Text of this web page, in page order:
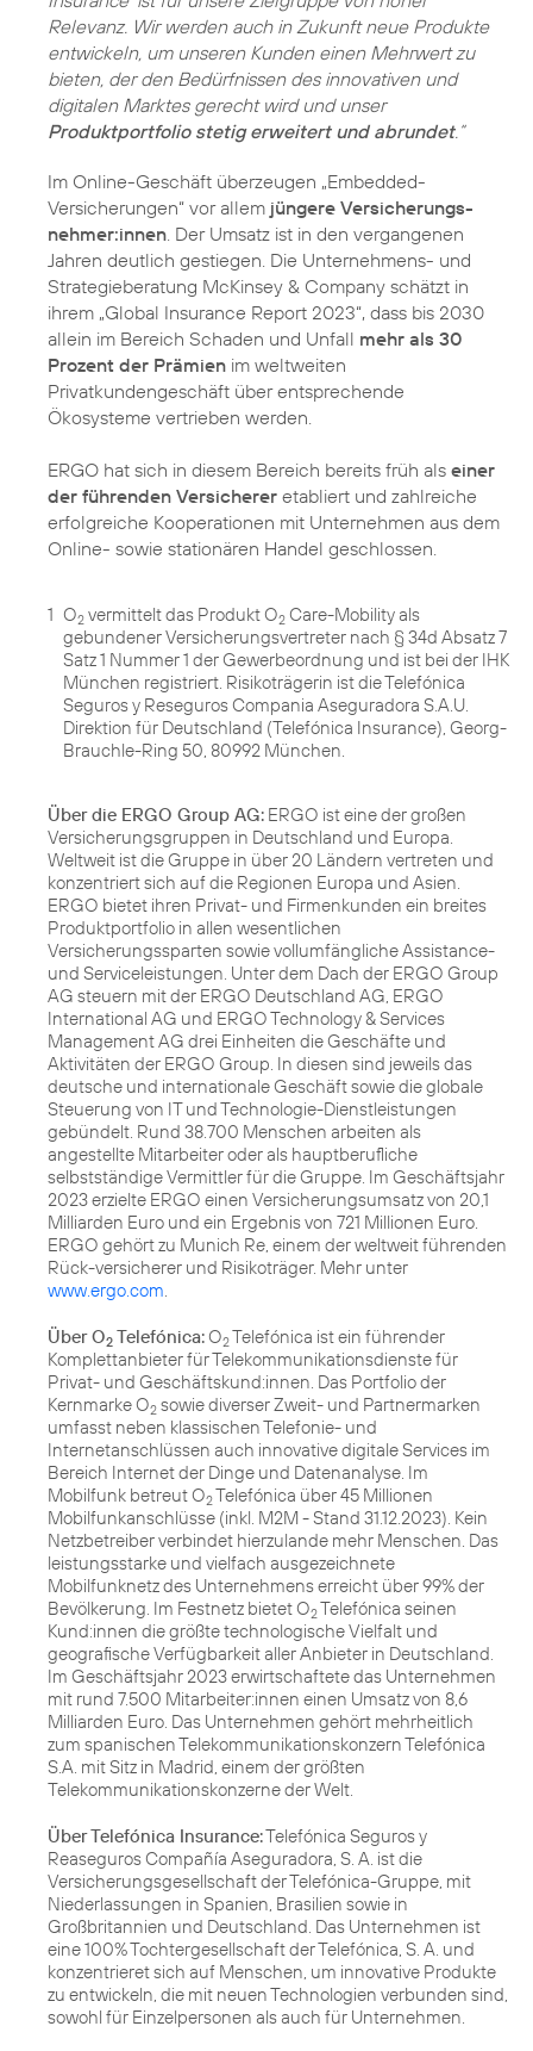
Relevanz. Wir werden auch in Zukunft neue Produkte
entwickeln, um unseren Kunden einen Mehrwert zu
bieten, der den Bedürfnissen des innovativen und
digitalen Marktes gerecht wird und unser
Produktportfolio stetig erweitert und abrundet.“
Im Online-Geschäft überzeugen „Embedded-
Versicherungen“ vor allem jüngere Versicherungs­
nehmer:innen. Der Umsatz ist in den vergangenen
Jahren deutlich gestiegen. Die Unternehmens- und
Strategieberatung McKinsey & Company schätzt in
ihrem „Global Insurance Report 2023“, dass bis 2030
allein im Bereich Schaden und Unfall mehr als 30
Prozent der Prämien im weltweiten
Privatkundengeschäft über entsprechende
Ökosysteme vertrieben werden.
ERGO hat sich in diesem Bereich bereits früh als einer
der führenden Versicherer etabliert und zahlreiche
erfolgreiche Kooperationen mit Unternehmen aus dem
Online- sowie stationären Handel geschlossen.
1 O2 vermittelt das Produkt O2 Care-Mobility als
gebundener Versicherungsvertreter nach § 34d Absatz 7
Satz 1 Nummer 1 der Gewerbeordnung und ist bei der IHK
München registriert. Risikoträgerin ist die Telefónica
Seguros y Reseguros Compania Aseguradora S.A.U.
Direktion für Deutschland (Telefónica Insurance), Georg-
Brauchle-Ring 50, 80992 München.
Über die ERGO Group AG: ERGO ist eine der großen
Versicherungsgruppen in Deutschland und Europa.
Weltweit ist die Gruppe in über 20 Ländern vertreten und
konzentriert sich auf die Regionen Europa und Asien.
ERGO bietet ihren Privat- und Firmenkunden ein breites
Produktportfolio in allen wesentlichen
Versicherungssparten sowie vollumfängliche Assistance-
und Serviceleistungen. Unter dem Dach der ERGO Group
AG steuern mit der ERGO Deutschland AG, ERGO
International AG und ERGO Technology & Services
Management AG drei Einheiten die Geschäfte und
Aktivitäten der ERGO Group. In diesen sind jeweils das
deutsche und internationale Geschäft sowie die globale
Steuerung von IT und Technologie-Dienstleistungen
gebündelt. Rund 38.700 Menschen arbeiten als
angestellte Mitarbeiter oder als hauptberufliche
selbstständige Vermittler für die Gruppe. Im Geschäftsjahr
2023 erzielte ERGO einen Versicherungsumsatz von 20,1
Milliarden Euro und ein Ergebnis von 721 Millionen Euro.
ERGO gehört zu Munich Re, einem der weltweit führenden
Rück-versicherer und Risikoträger. Mehr unter
www.ergo.com.
Über O2 Telefónica:O2Telefónica ist ein führender
Komplettanbieter für Telekommunikationsdienste für
Privat- und Geschäftskund:innen. Das Portfolio der
Kernmarke O2 sowie diverser Zweit- und Partnermarken
umfasst neben klassischen Telefonie- und
Internetanschlüssen auch innovative digitale Services im
Bereich Internet der Dinge und Datenanalyse. Im
Mobilfunk betreut O2Telefónica über 45 Millionen
Mobilfunkanschlüsse (inkl. M2M - Stand 31.12.2023). Kein
Netzbetreiber verbindet hierzulande mehr Menschen. Das
leistungsstarke und vielfach ausgezeichnete
Mobilfunknetz des Unternehmens erreicht über 99% der
Bevölkerung. Im Festnetz bietet O2Telefónica seinen
Kund:innen die größte technologische Vielfalt und
geografische Verfügbarkeit aller Anbieter in Deutschland.
Im Geschäftsjahr 2023 erwirtschaftete das Unternehmen
mit rund 7.500 Mitarbeiter:innen einen Umsatz von 8,6
Milliarden Euro. Das Unternehmen gehört mehrheitlich
zum spanischen Telekommunikationskonzern Telefónica
S.A. mit Sitz in Madrid, einem der größten
Telekommunikationskonzerne der Welt.
Über Telefónica Insurance:Telefónica Seguros y
Reaseguros Compañía Aseguradora, S. A. ist die
Versicherungsgesellschaft der Telefónica-Gruppe, mit
Niederlassungen in Spanien, Brasilien sowie in
Großbritannien und Deutschland. Das Unternehmen ist
eine 100% Tochtergesellschaft der Telefónica, S. A. und
konzentrieret sich auf Menschen, um innovative Produkte
zu entwickeln, die mit neuen Technologien verbunden sind,
sowohl für Einzelpersonen als auch für Unternehmen.